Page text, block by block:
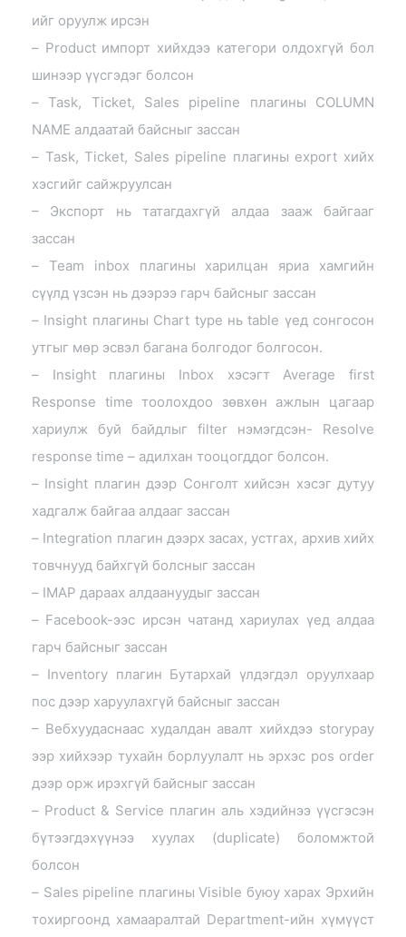
ийг оруулж ирсэн
– Product импорт хийхдээ категори олдохгүй бол
шинээр үүсгэдэг болсон
– Task, Ticket, Sales pipeline плагины COLUMN
NAME алдаатай байсныг зассан
– Task, Ticket, Sales pipeline плагины export хийх
хэсгийг сайжруулсан
– Экспорт нь татагдахгүй алдаа зааж байгааг
зассан
– Team inbox плагины харилцан яриа хамгийн
сүүлд үзсэн нь дээрээ гарч байсныг зассан
– Insight плагины Chart type нь table үед сонгосон
утгыг мөр эсвэл багана болгодог болгосон.
– Insight плагины Inbox хэсэгт Average first
Response time тоолохдоо зөвхөн ажлын цагаар
хариулж буй байдлыг filter нэмэгдсэн- Resolve
response time – адилхан тооцогддог болсон.
– Insight плагин дээр Сонголт хийсэн хэсэг дутуу
хадгалж байгаа алдааг зассан
– Integration плагин дээрх засах, устгах, архив хийх
товчнууд байхгүй болсныг зассан
– IMAP дараах алдаануудыг зассан
– Facebook-ээс ирсэн чатанд хариулах үед алдаа
гарч байсныг зассан
– Inventory плагин Бутархай үлдэгдэл оруулхаар
пос дээр харуулахгүй байсныг зассан
– Вебхуудаснаас худалдан авалт хийхдээ storypay
ээр хийхээр тухайн борлуулалт нь эрхэс pos order
дээр орж ирэхгүй байсныг зассан
– Product & Service плагин аль хэдийнээ үүсгэсэн
бүтээгдэхүүнээ хуулах (duplicate) боломжтой
болсон
– Sales pipeline плагины Visible буюу харах Эрхийн
тохиргоонд хамааралтай Department-ийн хүмүүст